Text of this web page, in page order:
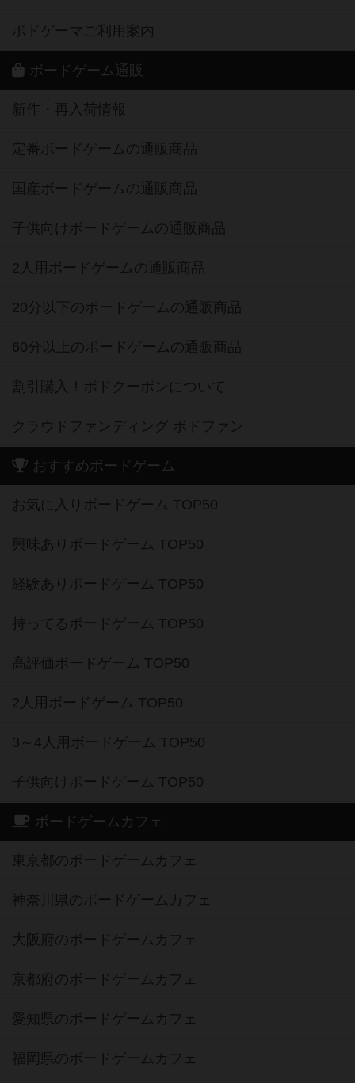
ボドゲーマご利用案内
ボードゲーム通販
新作・再入荷情報
定番ボードゲームの通販商品
国産ボードゲームの通販商品
子供向けボードゲームの通販商品
2人用ボードゲームの通販商品
20分以下のボードゲームの通販商品
60分以上のボードゲームの通販商品
割引購入！ボドクーポンについて
クラウドファンディング ボドファン
おすすめボードゲーム
お気に入りボードゲーム TOP50
興味ありボードゲーム TOP50
経験ありボードゲーム TOP50
持ってるボードゲーム TOP50
高評価ボードゲーム TOP50
2人用ボードゲーム TOP50
3～4人用ボードゲーム TOP50
子供向けボードゲーム TOP50
ボードゲームカフェ
東京都のボードゲームカフェ
神奈川県のボードゲームカフェ
大阪府のボードゲームカフェ
京都府のボードゲームカフェ
愛知県のボードゲームカフェ
福岡県のボードゲームカフェ